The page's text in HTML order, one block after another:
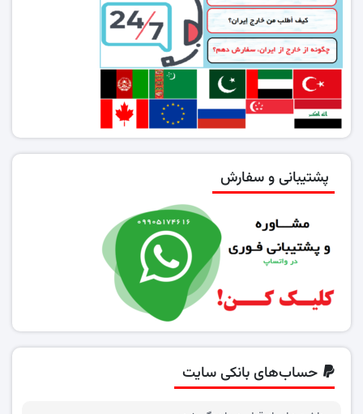
پشتیبانی و سفارش
حساب‌های بانکی سایت